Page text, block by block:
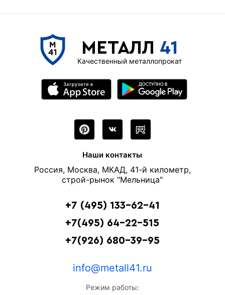
МЕТАЛЛ 41
Качественный металлопрокат
Наши контакты
Россия, Москва, МКАД, 41-й километр,
строй-рынок "Мельница"
+7 (495) 133-62-41
+7(495) 64-22-515
+7(926) 680-39-95
info@metall41.ru
Режим работы: